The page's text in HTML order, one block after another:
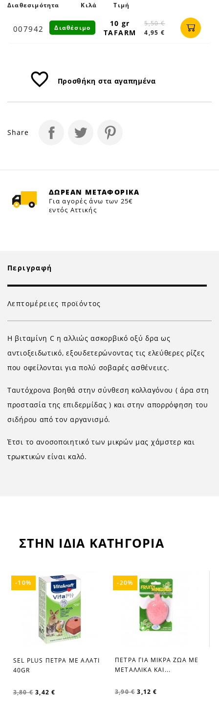
|
Διαθεσιμότητα Κιλά Τιμή
007942
10 gr
TAFARM
5,50 €
4,95 €
Διαθέσιμο
favorite_border Προσθήκη στα αγαπημένα
Share
ΔΩΡΕΑΝ ΜΕΤΑΦΟΡΙΚΑ
Για αγορές άνω των 25€
εντός Αττικής
Περιγραφή
Λεπτομέρειες προϊόντος
Η βιταμίνη C η αλλιώς ασκορβικό οξύ δρα ως
αντιοξειδωτικό, εξουδετερώνοντας τις ελεύθερες ρίζες
που οφείλονται για πολύ σοβαρές ασθένειες.
Ταυτόχρονα βοηθά στην σύνθεση κολλαγόνου ( άρα στη
προστασία της επιδερμίδας ) και στην απορρόφηση του
σιδήρου από τον αργανισμό.
Έτσι το ανοσοποιητικό των μικρών μας χάμστερ και
τρωκτικών είναι καλό.
ΣΤΗΝ ΙΔΙΑ ΚΑΤΗΓΟΡΙΑ
favorite_border
SEL PLUS ΠΕΤΡΑ ΜΕ ΑΛΑΤΙ
40GR
3,80 € 3,42 €
-10%
favorite_border
ΠΕΤΡΑ ΓΙΑ ΜΙΚΡΑ ΖΩΑ ΜΕ
ΜΕΤΑΛΛΙΚΑ ΚΑΙ...
3,90 € 3,12 €
-20%